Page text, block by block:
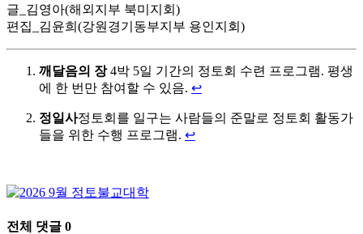
글_김영아(해외지부 북미지회)
편집_김윤희(강원경기동부지부 용인지회)
깨달음의 장4박 5일 기간의 정토회 수련 프로그램. 평생
에 한 번만 참여할 수 있음. ↩
정일사정토회를 일구는 사람들의 준말로 정토회 활동가
들을 위한 수행 프로그램. ↩
전체 댓글 0